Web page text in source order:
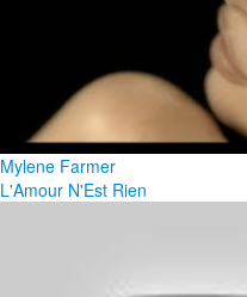
Mylene Farmer
L'Amour N'Est Rien